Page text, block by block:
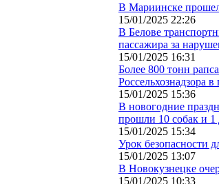
В Мариинске
15/01/2025 22:26
В Белове
пассажира за
15/01/2025 16:31
Более 800 тонн
Россельхознадзора
15/01/2025 15:36
В новогодние
прошли 10 собак и 1
15/01/2025 15:34
Урок безопасности
15/01/2025 13:07
В Новокузнецке
15/01/2025 10:33